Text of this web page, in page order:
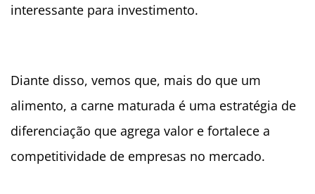
interessante para investimento.
Diante disso, vemos que, mais do que um
alimento, a carne maturada é uma estratégia de
diferenciação que agrega valor e fortalece a
competitividade de empresas no mercado.